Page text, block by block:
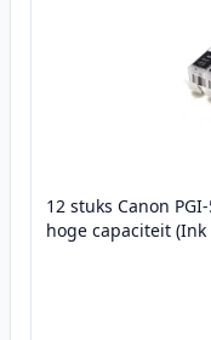
12 stuks Canon
hoge capaciteit